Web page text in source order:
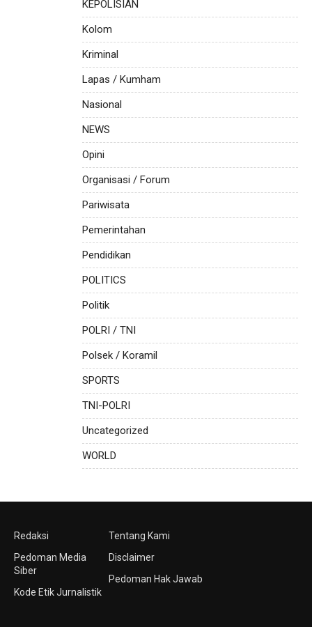
KEPOLISIAN
Kolom
Kriminal
Lapas / Kumham
Nasional
NEWS
Opini
Organisasi / Forum
Pariwisata
Pemerintahan
Pendidikan
POLITICS
Politik
POLRI / TNI
Polsek / Koramil
SPORTS
TNI-POLRI
Uncategorized
WORLD
Redaksi
Pedoman Media
Siber
Kode Etik Jurnalistik
Tentang Kami
Disclaimer
Pedoman Hak Jawab